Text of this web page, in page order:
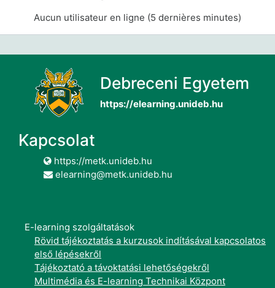
Aucun utilisateur en ligne (5 dernières minutes)
Debreceni Egyetem
https://elearning.unideb.hu
Kapcsolat
https://metk.unideb.hu
elearning@metk.unideb.hu
E-learning szolgáltatások
Rövid tájékoztatás a kurzusok indításával kapcsolatos
első lépésekről
Tájékoztató a távoktatási lehetőségekről
Multimédia és E-learning Technikai Központ